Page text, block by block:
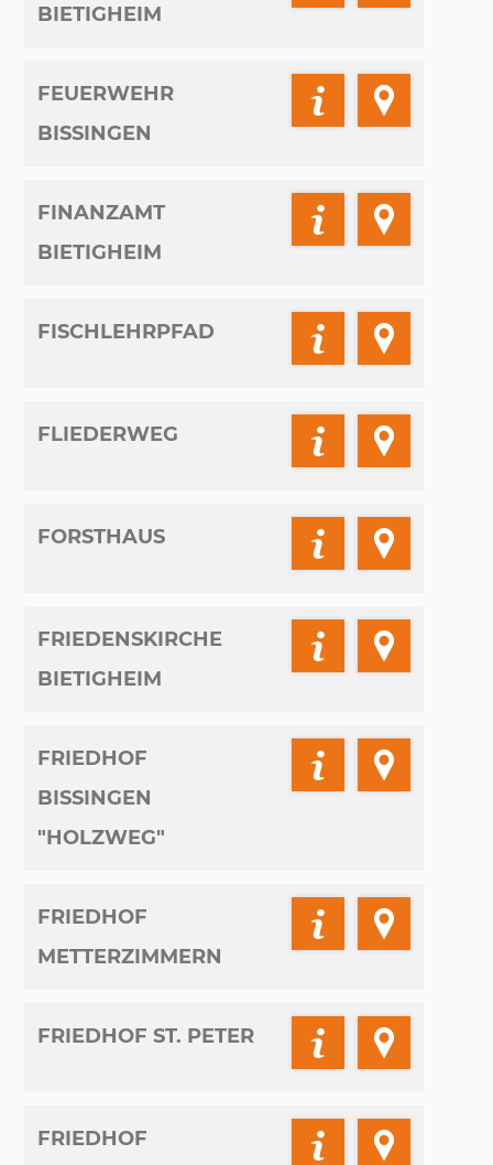
BIETIGHEIM
FEUERWEHR
BISSINGEN
FINANZAMT
BIETIGHEIM
FISCHLEHRPFAD
FLIEDERWEG
FORSTHAUS
FRIEDENSKIRCHE
BIETIGHEIM
FRIEDHOF
BISSINGEN
"HOLZWEG"
FRIEDHOF
METTERZIMMERN
FRIEDHOF ST. PETER
FRIEDHOF